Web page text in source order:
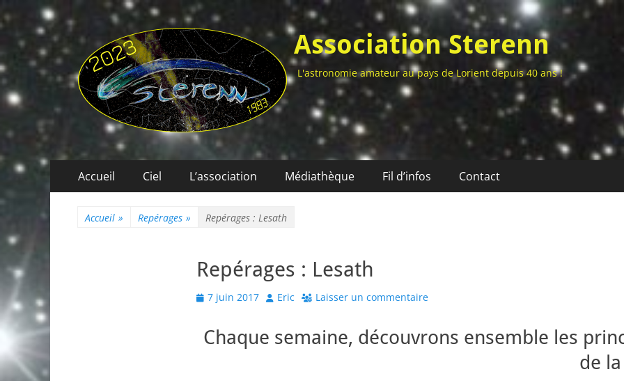
Association Sterenn
L'astronomie amateur au pays de Lorient depuis 40 ans !
Menu
principal
Accueil Ciel L’association Médiathèque Fil d’infos Contact
Accueil » Repérages » Repérages : Lesath
Repérages : Lesath
Posted
7 juin 2017 Author
Eric Laisser un commentaire
Chaque semaine, découvrons ensemble les
de